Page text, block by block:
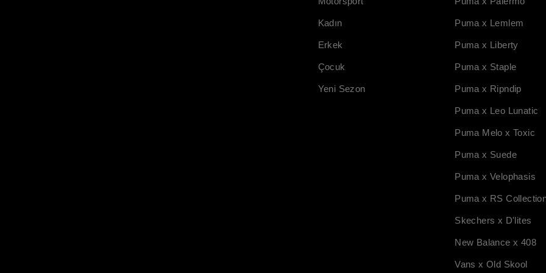
Kadın
Erkek
Çocuk
Yeni Sezon
Puma x Lemlem
Puma x Liberty
Puma x Staple
Puma x Ripndip
Puma x Leo Lunatic
Puma Melo x Toxic
Puma x Suede
Puma x Velophasis
Puma x RS
Skechers x D'lites
New Balance x 408
Vans x Old Skool